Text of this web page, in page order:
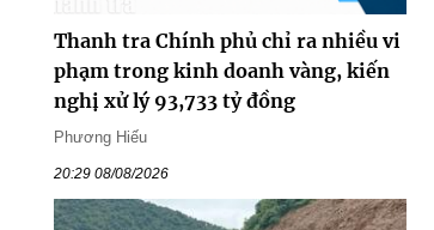
Thanh tra Chính phủ chỉ ra nhiều vi
phạm trong kinh doanh vàng, kiến
nghị xử lý 93,733 tỷ đồng
Phương Hiếu
20:29 08/08/2026